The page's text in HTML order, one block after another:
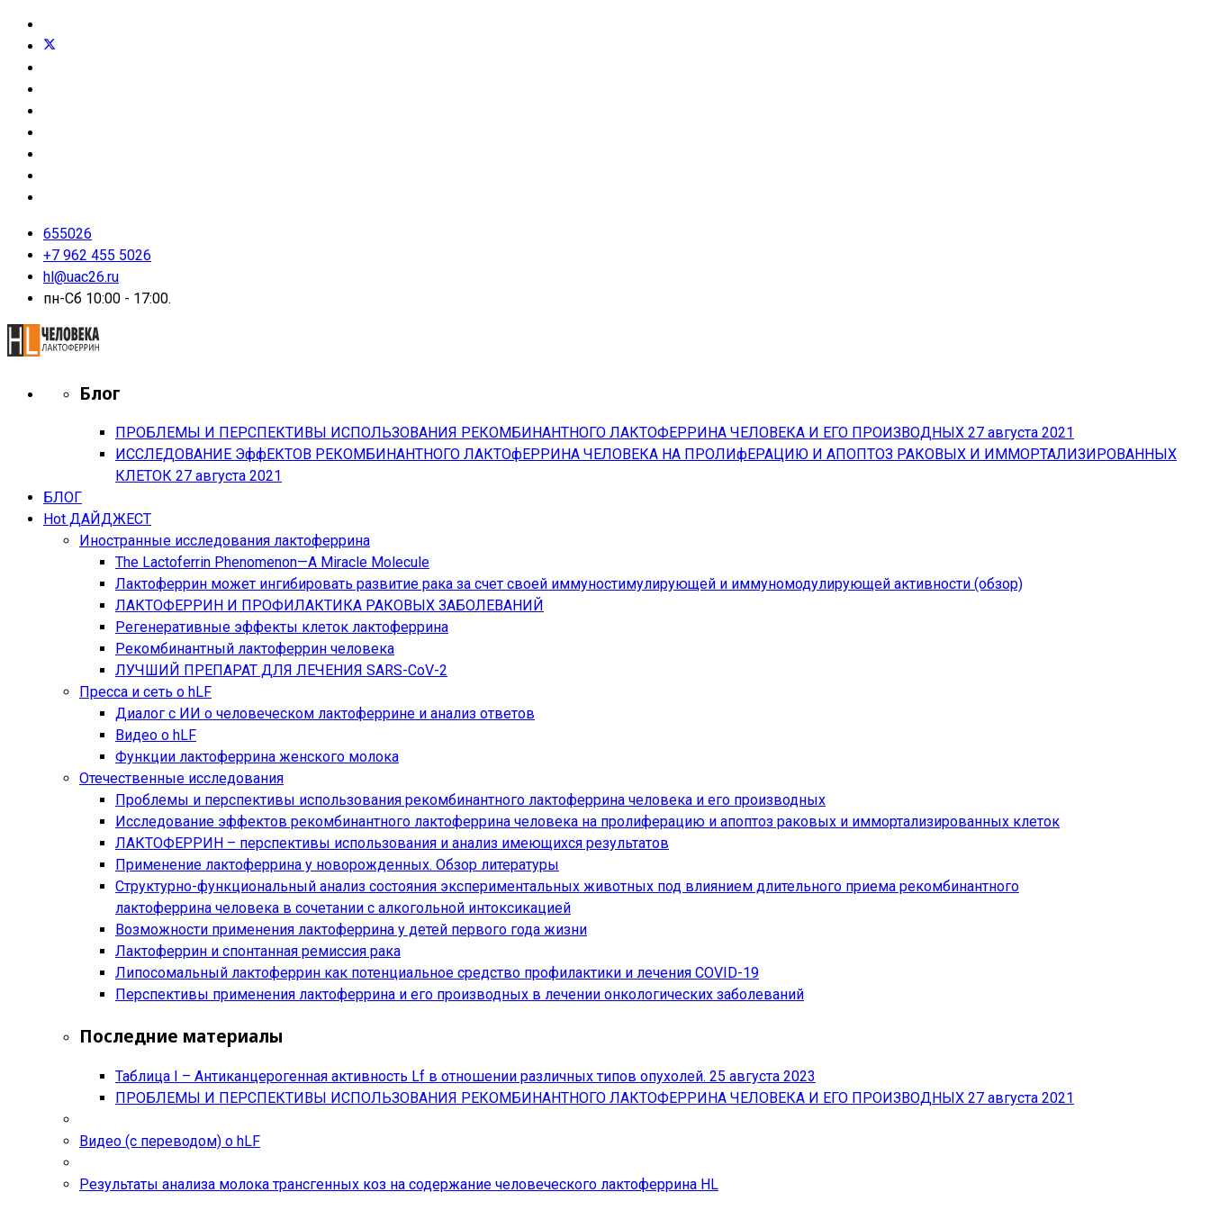
655026
+7 962 455 5026
hl@uac26.ru
пн-Сб 10:00 - 17:00.
Блог
ПРОБЛЕМЫ И ПЕРСПЕКТИВЫ ИСПОЛЬЗОВАНИЯ РЕКОМБИНАНТНОГО ЛАКТОФЕРРИНА ЧЕЛОВЕКА И ЕГО ПРОИЗВОДНЫХ 27 августа 2021
ИССЛЕДОВАНИЕ ЭффЕКТОВ РЕКОМБИНАНТНОГО ЛАКТОфЕРРИНА ЧЕЛОВЕКА НА ПРОЛИфЕРАЦИЮ И АПОПТОЗ РАКОВЫХ И ИММОРТАЛИЗИРОВАННЫХ
КЛЕТОК 27 августа 2021
БЛОГ
Hot ДАЙДЖЕСТ
Иностранные исследования лактоферрина
The Lactoferrin Phenomenon—A Miracle Molecule
Лактоферрин может ингибировать развитие рака за счет своей иммуностимулирующей и иммуномодулирующей активности (обзор)
ЛАКТОФЕРРИН И ПРОФИЛАКТИКА РАКОВЫХ ЗАБОЛЕВАНИЙ
Регенеративные эффекты клеток лактоферрина
Рекомбинантный лактоферрин человека
ЛУЧШИЙ ПРЕПАРАТ ДЛЯ ЛЕЧЕНИЯ SARS-CoV-2
Пресса и сеть о hLF
Диалог с ИИ о человеческом лактоферрине и анализ ответов
Видео о hLF
Функции лактоферрина женского молока
Отечественные исследования
Проблемы и перспективы использования рекомбинантного лактоферрина человека и его производных
Исследование эффектов рекомбинантного лактоферрина человека на пролиферацию и апоптоз раковых и иммортализированных клеток
ЛАКТОФЕРРИН – перспективы использования и анализ имеющихся результатов
Применение лактоферрина у новорожденных. Обзор литературы
Структурно-функциональный анализ состояния экспериментальных животных под влиянием длительного приема рекомбинантного
лактоферрина человека в сочетании с алкогольной интоксикацией
Возможности применения лактоферрина у детей первого года жизни
Лактоферрин и спонтанная ремиссия рака
Липосомальный лактоферрин как потенциальное средство профилактики и лечения COVID-19
Перспективы применения лактоферрина и его производных в лечении онкологических заболеваний
Последние материалы
Таблица I – Антиканцерогенная активность Lf в отношении различных типов опухолей. 25 августа 2023
ПРОБЛЕМЫ И ПЕРСПЕКТИВЫ ИСПОЛЬЗОВАНИЯ РЕКОМБИНАНТНОГО ЛАКТОФЕРРИНА ЧЕЛОВЕКА И ЕГО ПРОИЗВОДНЫХ 27 августа 2021
Видео (с переводом) о hLF
Результаты анализа молока трансгенных коз на содержание человеческого лактоферрина HL